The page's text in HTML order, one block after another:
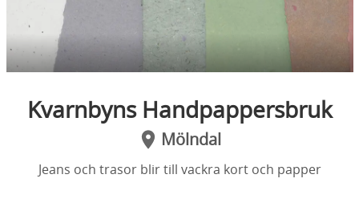
Kvarnbyns Handpappersbruk
Mölndal
Jeans och trasor blir till vackra kort och papper